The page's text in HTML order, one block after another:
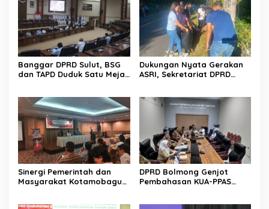
Banggar DPRD Sulut, BSG
dan TAPD Duduk Satu Meja.
Dukungan Nyata Gerakan
ASRI, Sekretariat DPRD
Sinergi Pemerintah dan
Masyarakat Kotamobagu
DPRD Bolmong Genjot
Pembahasan KUA-PPAS